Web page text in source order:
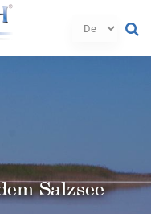
Salzsee
Salzsee
Salzsee